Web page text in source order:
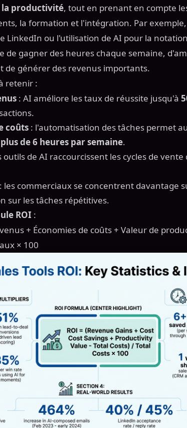
productivité, tout en prenant en compte
la formation et l'intégration. Par
LinkedIn ou l'utilisation de AI pour la
de gagner des heures chaque semaine,
de générer des revenus importants.
retenir :
: AI améliore les taux de réussite jusqu'à
coûts : l'automatisation des tâches permet
plus de 6 heures par semaine.
outils de AI raccourcissent les cycles de vente
: les commerciaux se concentrent davantage
sur les tâches répétitives.
ROI :
+ Économies de coûts + Valeur de
× 100